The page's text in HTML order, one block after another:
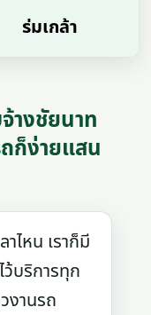
ร่มเกล้า
างชัยนาท
ก็ง่ายแสน
ไหน เราก็มี
ไว้บริการทุก
งานรถ